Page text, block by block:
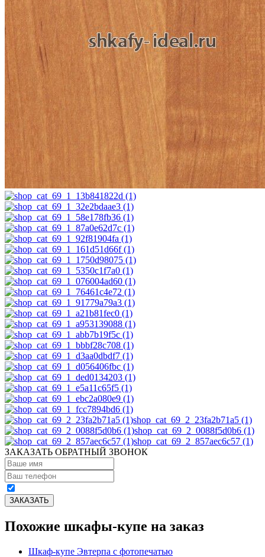
shop_cat_69_2_23fa2b71a5 (1)
shop_cat_69_2_0088f5d0b6 (1)
shop_cat_69_2_857aec6c57 (1)
ЗАКАЗАТЬ ОБРАТНЫЙ ЗВОНОК
Похожие шкафы-купе на заказ
Шкаф-купе Эвтерпа с фотопечатью